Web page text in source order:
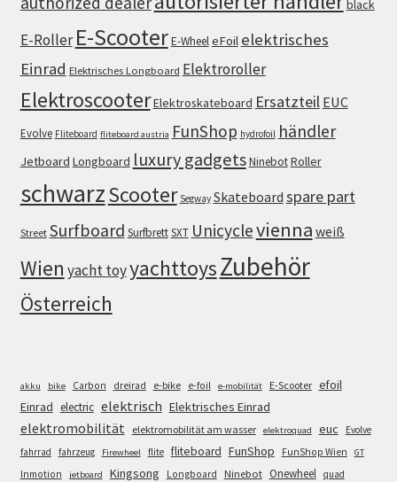
black
E-Roller E-ScooterE-WheeleFoil elektrisches
Einrad Elektrisches Longboard Elektroroller
ElektroscooterElektroskateboard Ersatzteil EUC
Evolve Fliteboard fliteboard austria FunShop hydrofoil händler
Jetboard Longboard luxury gadgetsNinebotRoller
schwarzScooter Segway Skateboard spare part
Street Surfboard SurfbrettSXT Unicyclevienna weiß
Wien yacht toyyachttoysZubehör
Österreich
akku bike Carbon dreirad e-bike e-foil e-mobilität E-Scooter efoil
Einrad electric elektrisch Elektrisches Einrad
elektromobilität elektromobilität am wasser elektroquad euc
Evolve
fahrrad
fahrzeug Firewheel flite fliteboard FunShop FunShop Wien GT
Inmotion jetboard Kingsong Longboard Ninebot Onewheel quad